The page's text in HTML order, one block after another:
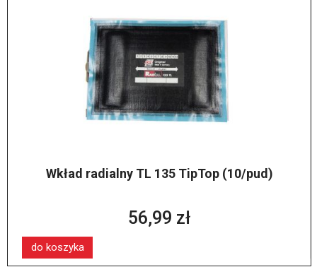
Wkład radialny TL 135 TipTop (10/pud)
56,99 zł
do koszyka